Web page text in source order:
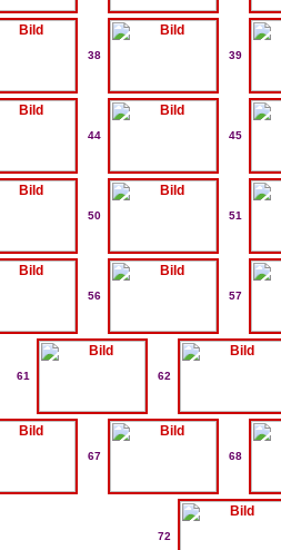
38 39
44 45
50 51
56 57
61 62
67 68
72